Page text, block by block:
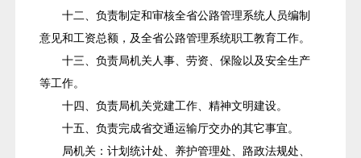
十二、负责制定和审核全省公路管理系统人员编制
意见和工资总额，及全省公路管理系统职工教育工作。
十三、负责局机关人事、劳资、保险以及安全生产
等工作。
十四、负责局机关党建工作、精神文明建设。
十五、负责完成省交通运输厅交办的其它事宜。
局机关：计划统计处、养护管理处、路政法规处、